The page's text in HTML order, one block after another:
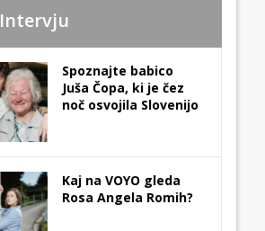
Intervju
Spoznajte babico
Juša Čopa, ki je čez
noč osvojila Slovenijo
Kaj na VOYO gleda
Rosa Angela Romih?